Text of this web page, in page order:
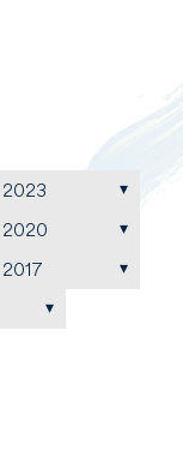
2023
2020
2017